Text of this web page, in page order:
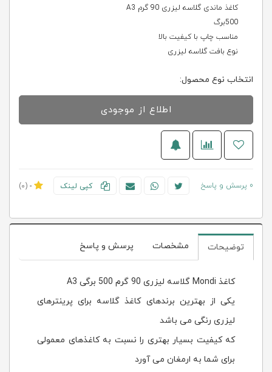
کاغذ ماندی گلاسه لیزری 90 گرم A3
500برگ
مناسب چاپ با کیفیت بالا
نوع بافت گلاسه لیزری
انتخاب نوع محصول:
اطلاع از موجودی
0 پرسش و پاسخ کپی لینک -
(0)
توضیحات مشخصات پرسش و پاسخ
کاغذ Mondi گلاسه لیزری 90 گرم 500 برگی A3
یکی از بهترین برندهای کاغذ گلاسه برای پرینترهای
لیزری رنگی می باشد
که کیفیت بسیار بهتری را نسبت به کاغذهای معمولی
برای شما به ارمغان می آورد